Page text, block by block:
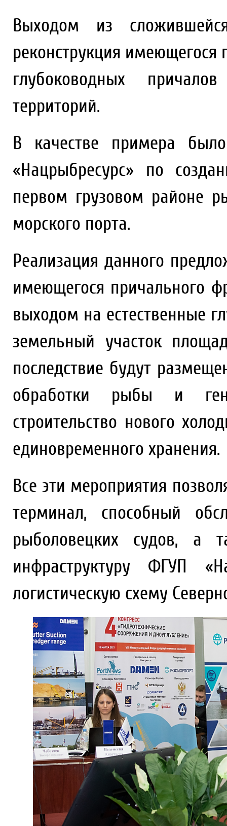
Выходом из
реконструкция имеющегося
глубоководных
территорий.
В качестве примера
«Нацрыбресурс» по
первом грузовом районе
морского порта.
Реализация данного
имеющегося причального
выходом на естественные
земельный участок
последствие будут
обработки рыбы и
строительство нового
единовременного хранения.
Все эти мероприятия
терминал, способный
рыболовецких судов, а
инфраструктуру ФГУП
логистическую схему